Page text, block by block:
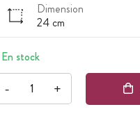
Dimension
24 cm
En stock
- +